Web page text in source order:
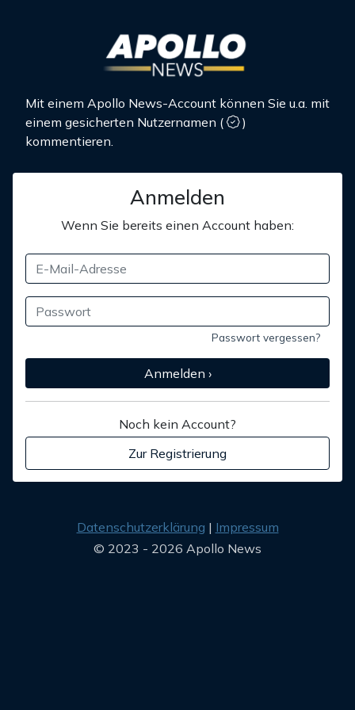
Mit einem Apollo News-Account können Sie u.a. mit
einem gesicherten Nutzernamen (
)
kommentieren.
Anmelden
Wenn Sie bereits einen Account haben:
Passwort vergessen?
Anmelden ›
Noch kein Account?
Zur Registrierung
Datenschutzerklärung
Impressum
© 2023 - 2026 Apollo News